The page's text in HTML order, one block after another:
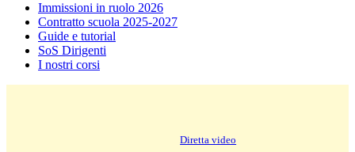
Immissioni in ruolo 2026
Contratto scuola 2025-2027
Guide e tutorial
SoS Dirigenti
I nostri corsi
Diretta video